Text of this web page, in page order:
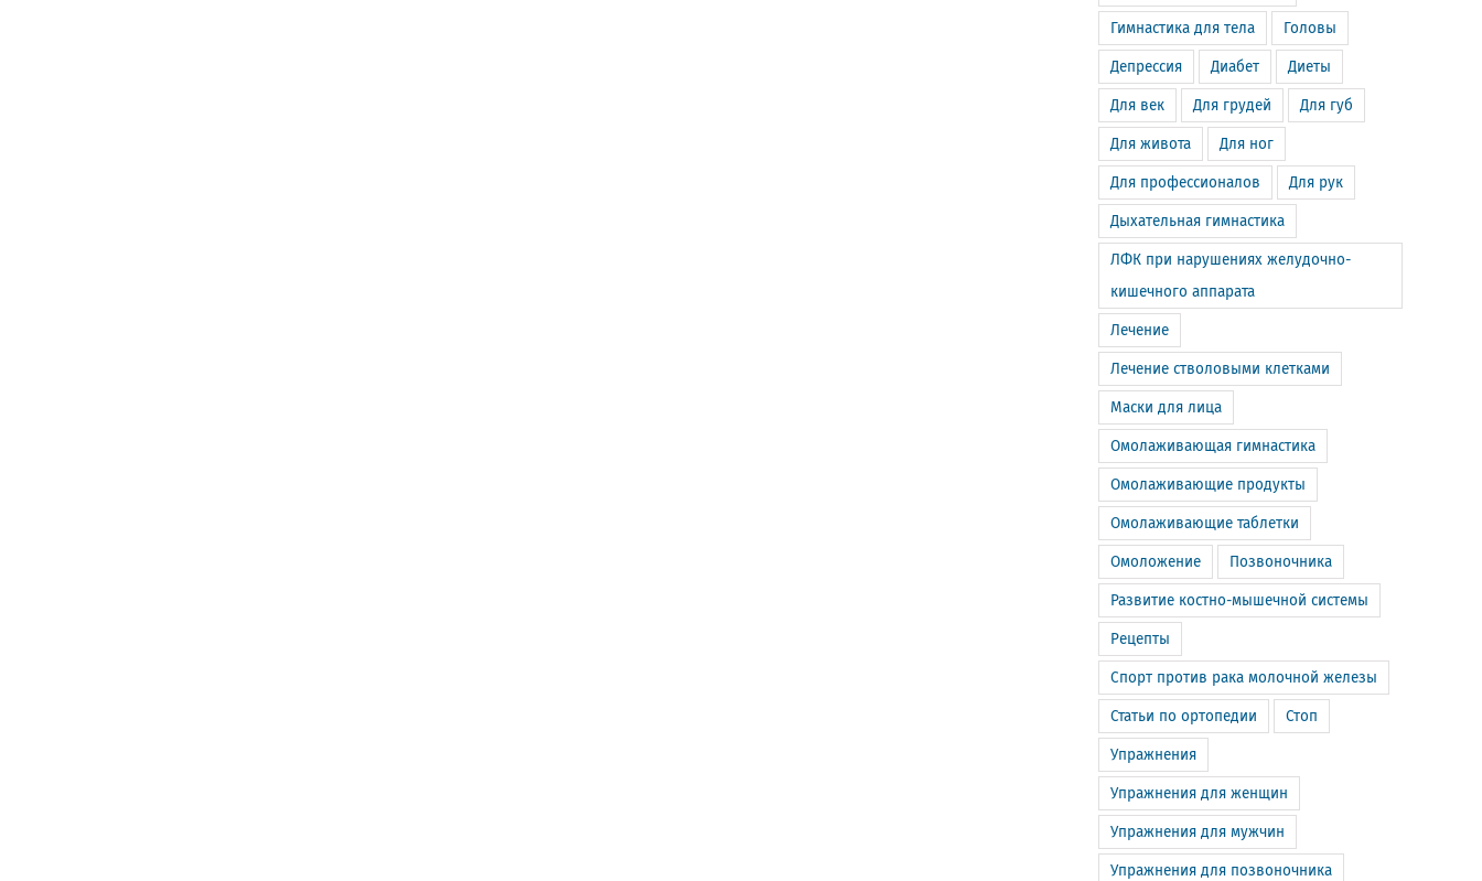
Гимнастика для тела Головы
Депрессия Диабет Диеты
Для век Для грудей Для губ
Для живота Для ног
Для профессионалов Для рук
Дыхательная гимнастика
ЛФК при нарушениях желудочно-
кишечного аппарата
Лечение
Лечение стволовыми клетками
Маски для лица
Омолаживающая гимнастика
Омолаживающие продукты
Омолаживающие таблетки
Омоложение Позвоночника
Развитие костно-мышечной системы
Рецепты
Спорт против рака молочной железы
Статьи по ортопедии Стоп
Упражнения
Упражнения для женщин
Упражнения для мужчин
Упражнения для позвоночника